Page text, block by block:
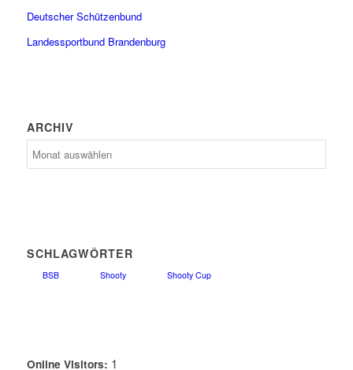
Deutscher Schützenbund
Landessportbund Brandenburg
ARCHIV
SCHLAGWÖRTER
BSB Shooty Shooty Cup
Online Visitors: 1